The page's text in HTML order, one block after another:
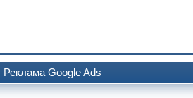
Реклама Google Ads